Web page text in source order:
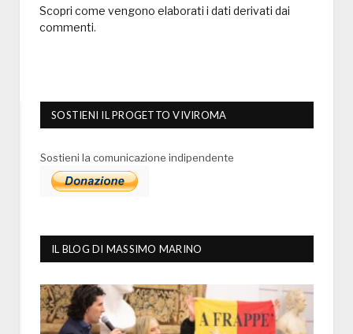
Scopri come vengono elaborati i dati derivati dai
commenti.
SOSTIENI IL PROGETTO VIVIROMA
Sostieni la comunicazione indipendente
IL BLOG DI MASSIMO MARINO